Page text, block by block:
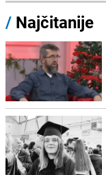
/ Najčitanije